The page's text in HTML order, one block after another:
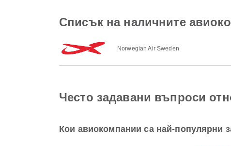
Списък на наличните
Norwegian Air Sweden
Често задавани въпроси
Кои авиокомпании са най-популярни